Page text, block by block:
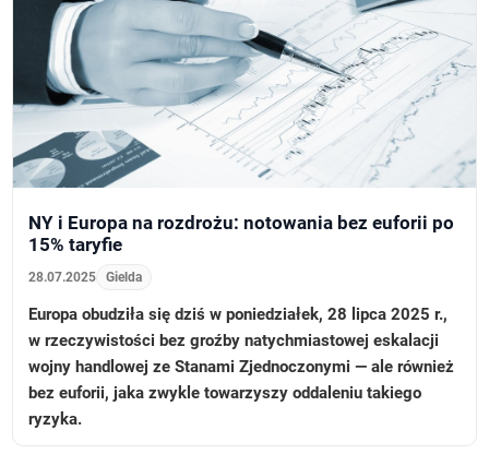
NY i Europa na rozdrożu: notowania bez euforii po
15% taryfie
28.07.2025 Gielda
Europa obudziła się dziś w poniedziałek, 28 lipca 2025 r.,
w rzeczywistości bez groźby natychmiastowej eskalacji
wojny handlowej ze Stanami Zjednoczonymi — ale również
bez euforii, jaka zwykle towarzyszy oddaleniu takiego
ryzyka.